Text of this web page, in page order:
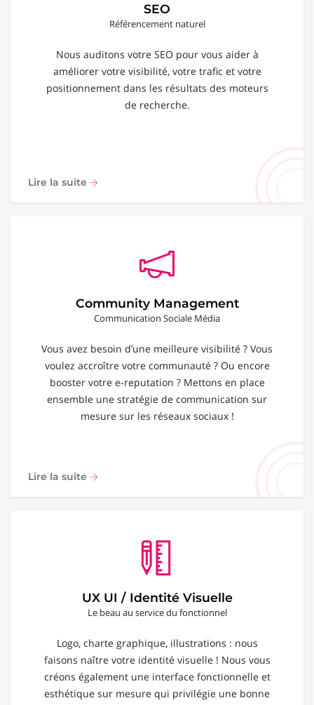
SEO
Référencement naturel
Nous auditons votre SEO pour vous aider à
améliorer votre visibilité, votre trafic et votre
positionnement dans les résultats des moteurs
de recherche.
Lire la suite
Community Management
Communication Sociale Média
Vous avez besoin d’une meilleure visibilité ? Vous
voulez accroître votre communauté ? Ou encore
booster votre e-reputation ? Mettons en place
ensemble une stratégie de communication sur
mesure sur les réseaux sociaux !
Lire la suite
UX UI / Identité Visuelle
Le beau au service du fonctionnel
Logo, charte graphique, illustrations : nous
faisons naître votre identité visuelle ! Nous vous
créons également une interface fonctionnelle et
esthétique sur mesure qui privilégie une bonne